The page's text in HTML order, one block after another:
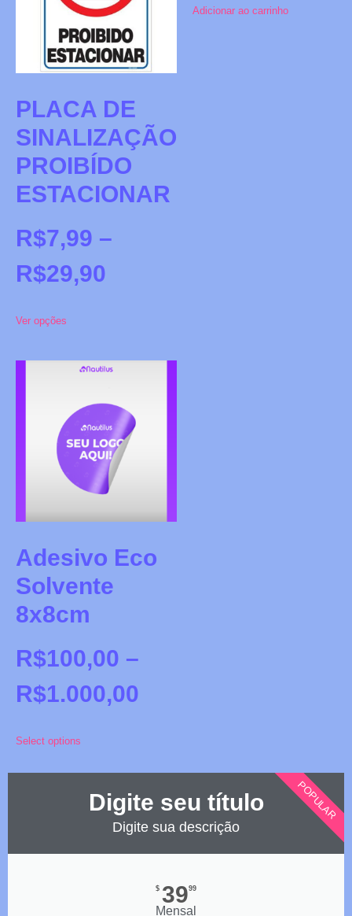
PLACA DE
SINALIZAÇÃO
PROIBÍDO
ESTACIONAR
R$7,99 –
R$29,90
Ver opções
Adicionar ao carrinho
Adesivo Eco
Solvente
8x8cm
R$100,00 –
R$1.000,00
Select options
Digite seu título
Digite sua descrição
$ 3999
Mensal
POPULAR